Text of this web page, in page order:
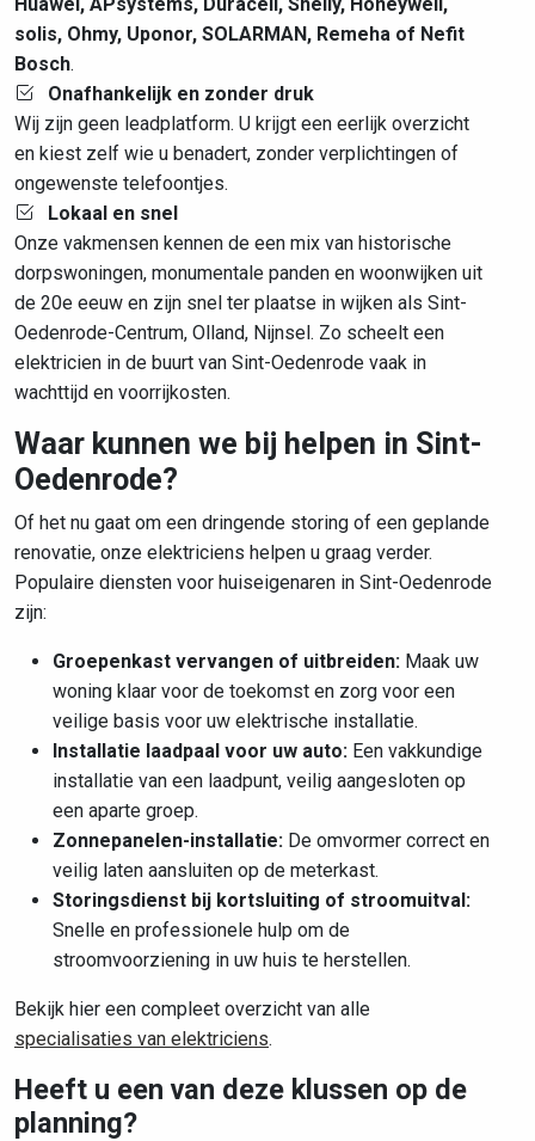
solis, Ohmy, Uponor, SOLARMAN, Remeha of Nefit
Bosch.
Onafhankelijk en zonder druk
Wij zijn geen leadplatform. U krijgt een eerlijk overzicht
en kiest zelf wie u benadert, zonder verplichtingen of
ongewenste telefoontjes.
Lokaal en snel
Onze vakmensen kennen de een mix van historische
dorpswoningen, monumentale panden en woonwijken uit
de 20e eeuw en zijn snel ter plaatse in wijken als Sint-
Oedenrode-Centrum, Olland, Nijnsel. Zo scheelt een
elektricien in de buurt van Sint-Oedenrode vaak in
wachttijd en voorrijkosten.
Waar kunnen we bij helpen in Sint-
Oedenrode?
Of het nu gaat om een dringende storing of een geplande
renovatie, onze elektriciens helpen u graag verder.
Populaire diensten voor huiseigenaren in Sint-Oedenrode
zijn:
Groepenkast vervangen of uitbreiden: Maak uw
woning klaar voor de toekomst en zorg voor een
veilige basis voor uw elektrische installatie.
Installatie laadpaal voor uw auto: Een vakkundige
installatie van een laadpunt, veilig aangesloten op
een aparte groep.
Zonnepanelen-installatie: De omvormer correct en
veilig laten aansluiten op de meterkast.
Storingsdienst bij kortsluiting of stroomuitval:
Snelle en professionele hulp om de
stroomvoorziening in uw huis te herstellen.
Bekijk hier een compleet overzicht van alle
specialisaties van elektriciens.
Heeft u een van deze klussen op de
planning?